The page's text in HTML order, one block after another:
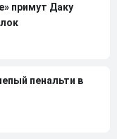
примут Даку
пенальти в